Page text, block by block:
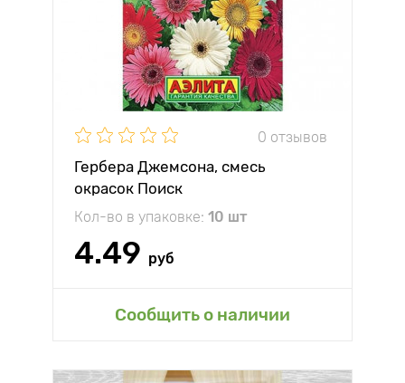
0 отзывов
Гербера Джемсона, смесь
окрасок Поиск
Кол-во в упаковке: 10 шт
4.49 руб
Сообщить о наличии